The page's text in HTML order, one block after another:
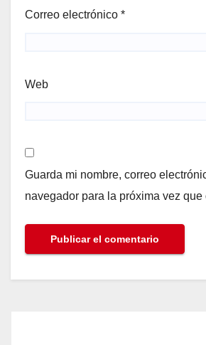
Correo electrónico *
Web
Guarda mi nombre, correo
navegador para la próxima vez que